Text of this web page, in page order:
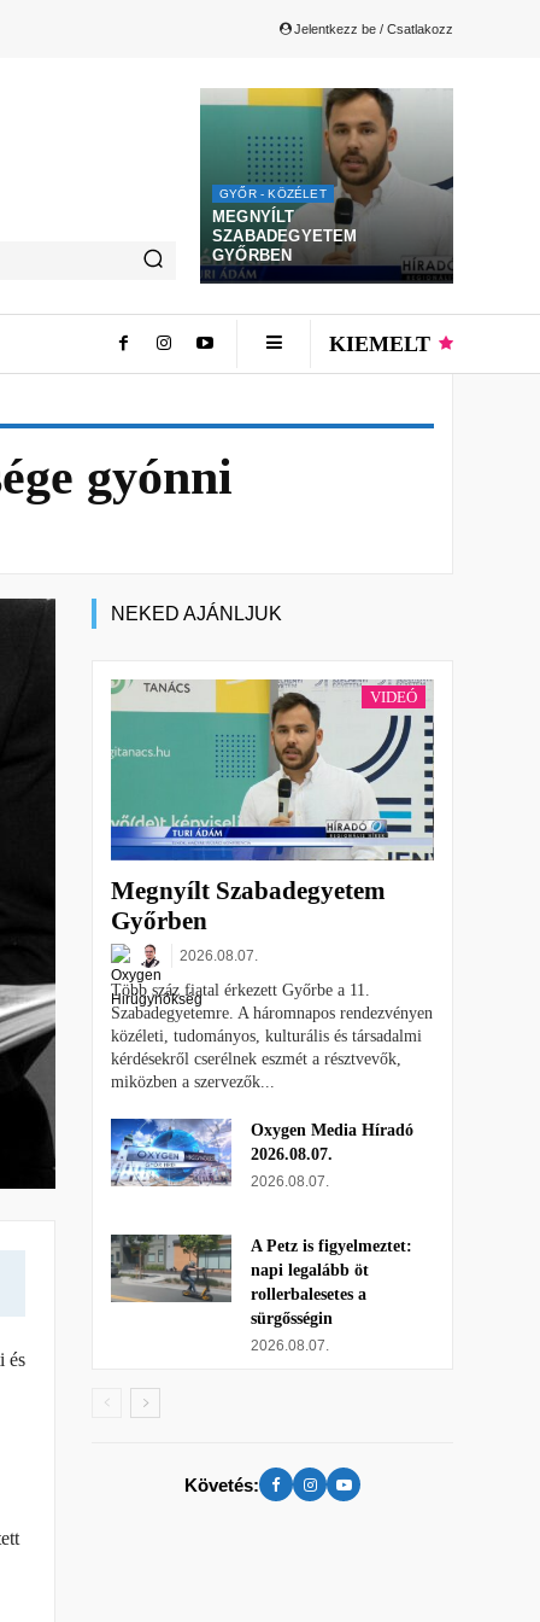
Jelentkezz be / Csatlakozz
GYŐR - KÖZÉLET
MEGNYÍLT
SZABADEGYETEM
GYŐRBEN
KIEMELT
gyónni
és
NEKED AJÁNLJUK
VIDEÓ
Megnyílt Szabadegyetem
Győrben
2026.08.07.
Több száz fiatal érkezett Győrbe a 11.
Szabadegyetemre. A háromnapos rendezvényen
közéleti, tudományos, kulturális és társadalmi
kérdésekről cserélnek eszmét a résztvevők,
miközben a szervezők...
Oxygen Media Híradó
2026.08.07.
2026.08.07.
A Petz is figyelmeztet:
napi legalább öt
rollerbalesetes a
sürgősségin
2026.08.07.
Követés: